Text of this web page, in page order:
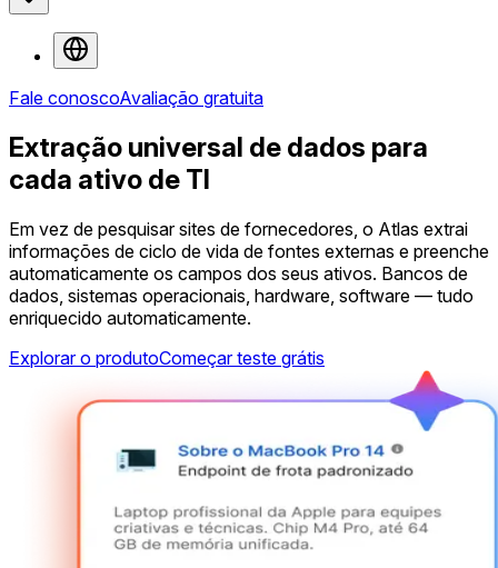
Fale conoscoAvaliação gratuita
Extração universal de dados para
cada ativo de TI
Em vez de pesquisar sites de fornecedores, o Atlas extrai
informações de ciclo de vida de fontes externas e preenche
automaticamente os campos dos seus ativos. Bancos de
dados, sistemas operacionais, hardware, software — tudo
enriquecido automaticamente.
Explorar o produtoComeçar teste grátis